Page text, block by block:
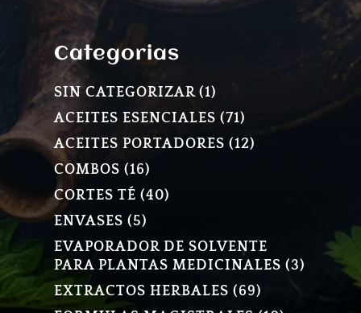
Categorias
SIN CATEGORIZAR 11
PRODUCTO
ACEITES ESENCIALES 7171
PRODUCTOS
ACEITES PORTADORES 1212
COMBOS 1616
PRODUCTOS
CORTES TÉ 4040
ENVASES 55
PRODUCTOS
EVAPORADOR DE SOLVENTE
PARA PLANTAS MEDICINALES
33
EXTRACTOS HERBALES 6969
PRODUCTOS